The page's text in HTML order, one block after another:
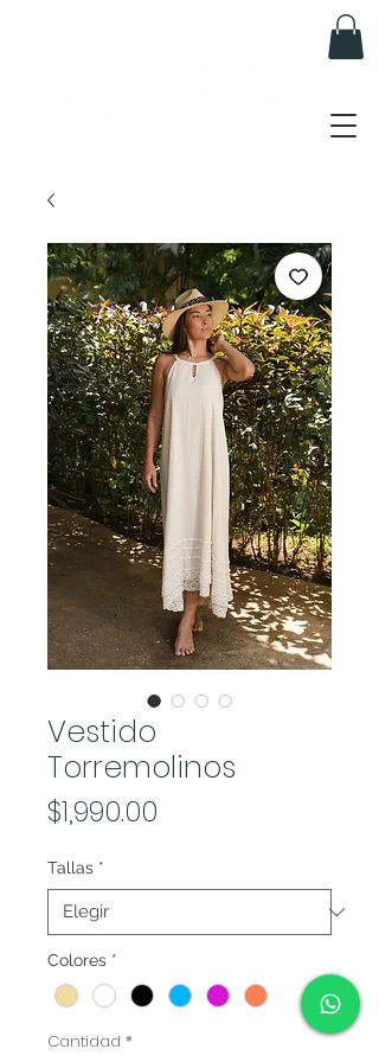
Vestido
Torremolinos
$1,990.00
Tallas *
Colores *
Cantidad *